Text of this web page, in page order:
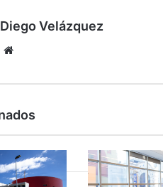
Diego Velázquez